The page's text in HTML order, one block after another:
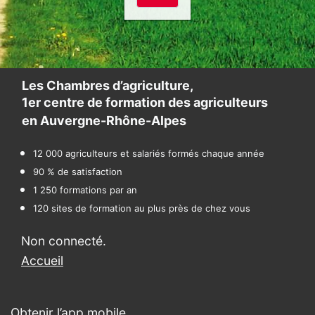
Les Chambres d’agriculture,
1er centre de formation des agriculteurs
en Auvergne-Rhône-Alpes
12 000 agriculteurs et salariés formés chaque année
90 % de satisfaction
1 250 formations par an
120 sites de formation au plus près de chez vous
Non connecté.
Accueil